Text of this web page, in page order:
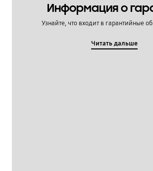
Настройка
Питание / Зарядка
Спецификации / Функции
Информация о
Узнайте, что входит в гарантийные
Читать дальше